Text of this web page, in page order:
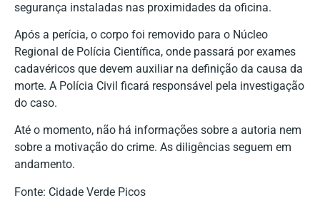
segurança instaladas nas proximidades da oficina.
Após a perícia, o corpo foi removido para o Núcleo
Regional de Polícia Científica, onde passará por exames
cadavéricos que devem auxiliar na definição da causa da
morte. A Polícia Civil ficará responsável pela investigação
do caso.
Até o momento, não há informações sobre a autoria nem
sobre a motivação do crime. As diligências seguem em
andamento.
Fonte: Cidade Verde Picos